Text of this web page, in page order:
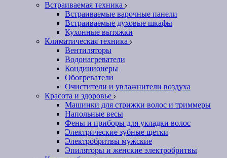
Встраиваемая техника
Встраиваемые варочные панели
Встраиваемые духовые шкафы
Кухонные вытяжки
Климатическая техника
Вентиляторы
Водонагреватели
Кондиционеры
Обогреватели
Очистители и увлажнители воздуха
Красота и здоровье
Машинки для стрижки волос и триммеры
Напольные весы
Фены и приборы для укладки волос
Электрические зубные щетки
Электробритвы мужские
Эпиляторы и женские электробритвы